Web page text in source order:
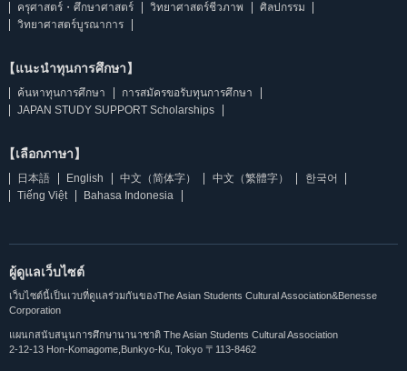
ครุศาสตร์・ศึกษาศาสตร์
วิทยาศาสตร์ชีวภาพ
ศิลปกรรม
วิทยาศาสตร์บูรณาการ
【แนะนำทุนการศึกษา】
ค้นหาทุนการศึกษา
การสมัครขอรับทุนการศึกษา
JAPAN STUDY SUPPORT Scholarships
【เลือกภาษา】
日本語 English 中文（简体字） 中文（繁體字）
한국어
Tiếng Việt
Bahasa Indonesia
ผู้ดูแลเว็บไซต์
เว็บไซต์นี้เป็นเวบที่ดูแลร่วมกันของThe Asian Students Cultural Association&Benesse
Corporation
แผนกสนับสนุนการศึกษานานาชาติ The Asian Students Cultural Association
2-12-13 Hon-Komagome,Bunkyo-Ku, Tokyo 〒113-8462